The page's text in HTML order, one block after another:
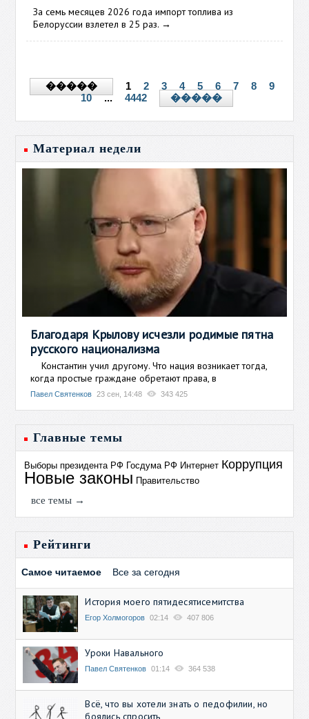
За семь месяцев 2026 года импорт топлива из
Белоруссии взлетел в 25 раз. →
����� 1 2 3 4 5 6 7 8
9
10
... 4442 �����
Материал недели
Благодаря Крылову исчезли родимые пятна
русского национализма
Константин учил другому. Что нация возникает тогда,
когда простые граждане обретают права, в
Павел Святенков 23 сен, 14:48 343 425
Главные темы
Выборы президента РФ Госдума РФ Интернет Коррупция
Новые законы Правительство
все темы →
Рейтинги
Самое читаемое Все за сегодня
История моего пятидесятисемитства
Егор Холмогоров 02:14 407 806
Уроки Навального
Павел Святенков 01:14 364 538
Всё, что вы хотели знать о педофилии, но
боялись спросить